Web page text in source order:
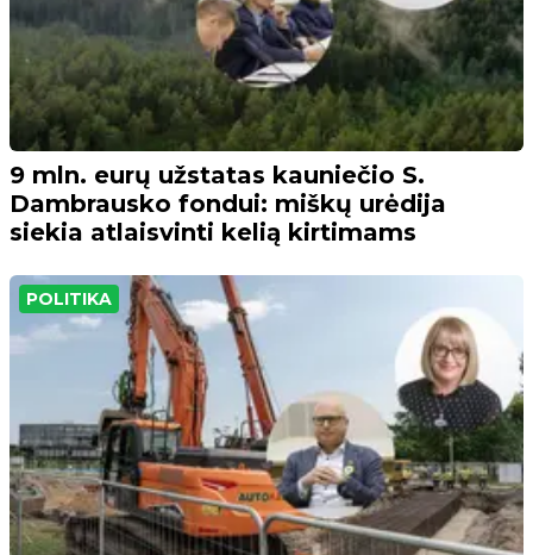
9 mln. eurų užstatas kauniečio S.
Dambrausko fondui: miškų urėdija
siekia atlaisvinti kelią kirtimams
POLITIKA